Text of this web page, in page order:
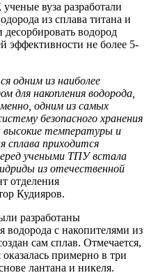
вуза разработали
из сплава титана и
десорбировать водород
эффективности не более 5-
одним из наиболее
для накопления водорода,
одним из самых
безопасного хранения
высокие температуры и
сплава приходится
учеными ТПУ встала
из отечественной
отделения
Кудияров.
разработаны
водорода с накопителями из
сам сплав. Отмечается,
примерно в три
лантана и никеля.